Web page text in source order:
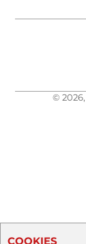
©
COOKIES